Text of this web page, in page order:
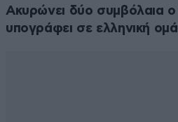
Ακυρώνει δύο συμβόλαια
υπογράφει σε ελληνική